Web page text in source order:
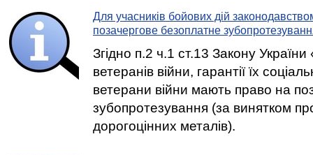
Для учасників бойових дій
позачергове безоплатне
Згідно п.2 ч.1 ст.13 Закону
ветеранів війни, гарантії їх
ветерани війни мають право на
зубопротезування (за винятком
дорогоцінних металів).